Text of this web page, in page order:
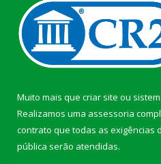
Muito mais que criar site ou
Realizamos uma assessoria
contrato que todas as exigências
pública serão atendidas.